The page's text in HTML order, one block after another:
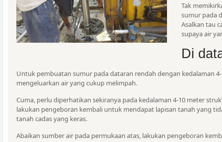
Tak
sumur pada
Asalkan tau
supaya air
Di
Untuk pembuatan sumur pada dataran rendah dengan kedalaman
mengeluarkan air yang cukup melimpah.
Cuma, perlu diperhatikan sekiranya pada kedalaman 4-10 meter
lakukan pengeboran kembali untuk mendapat lapisan tanah yang
tanah cadas yang keras.
Abaikan sumber air pada permukaan atas, lakukan pengeboran